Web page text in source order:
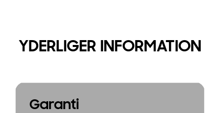
YDERLIGER INFORMATION
Garanti